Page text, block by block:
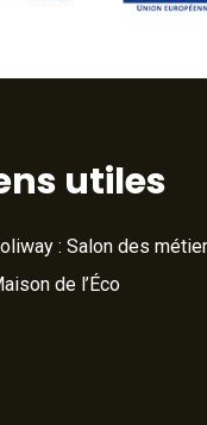
utiles
: Salon des
de l’Éco